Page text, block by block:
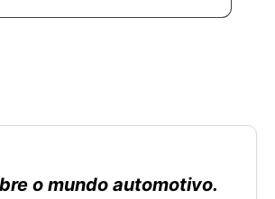
o mundo automotivo.